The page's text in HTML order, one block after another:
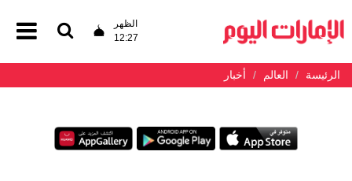
الظهر
12:27
الرئيسة العالم أخبار